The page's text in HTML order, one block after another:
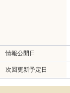
情報公開日
次回更新予定日